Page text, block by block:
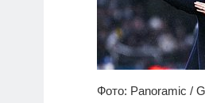
Фото: Panoramic /